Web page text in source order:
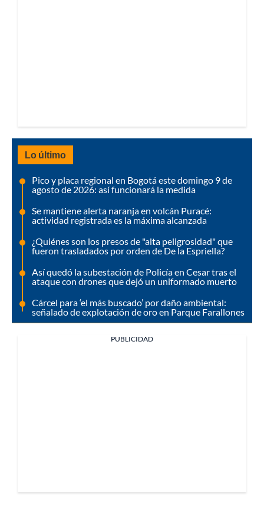
Lo último
Pico y placa regional en Bogotá este domingo 9 de
agosto de 2026: así funcionará la medida
Se mantiene alerta naranja en volcán Puracé:
actividad registrada es la máxima alcanzada
¿Quiénes son los presos de "alta peligrosidad" que
fueron trasladados por orden de De la Espriella?
Así quedó la subestación de Policía en Cesar tras el
ataque con drones que dejó un uniformado muerto
Cárcel para ‘el más buscado’ por daño ambiental:
señalado de explotación de oro en Parque Farallones
PUBLICIDAD